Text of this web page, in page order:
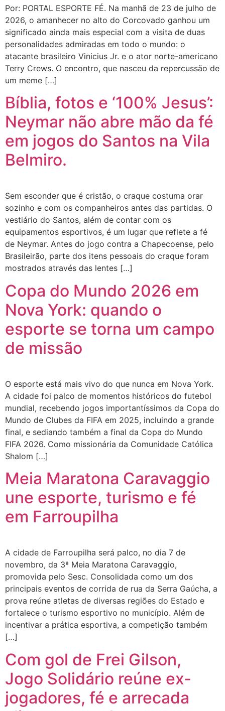
Por: PORTAL ESPORTE FÉ. Na manhã de 23 de julho de
2026, o amanhecer no alto do Corcovado ganhou um
significado ainda mais especial com a visita de duas
personalidades admiradas em todo o mundo: o
atacante brasileiro Vinicius Jr. e o ator norte-americano
Terry Crews. O encontro, que nasceu da repercussão de
um meme […]
Bíblia, fotos e ‘100% Jesus’:
Neymar não abre mão da fé
em jogos do Santos na Vila
Belmiro.
Sem esconder que é cristão, o craque costuma orar
sozinho e com os companheiros antes das partidas. O
vestiário do Santos, além de contar com os
equipamentos esportivos, é um lugar que reflete a fé
de Neymar. Antes do jogo contra a Chapecoense, pelo
Brasileirão, parte dos itens pessoais do craque foram
mostrados através das lentes […]
Copa do Mundo 2026 em
Nova York: quando o
esporte se torna um campo
de missão
O esporte está mais vivo do que nunca em Nova York.
A cidade foi palco de momentos históricos do futebol
mundial, recebendo jogos importantíssimos da Copa do
Mundo de Clubes da FIFA em 2025, incluindo a grande
final, e sediando também a final da Copa do Mundo
FIFA 2026. Como missionária da Comunidade Católica
Shalom […]
Meia Maratona Caravaggio
une esporte, turismo e fé
em Farroupilha
A cidade de Farroupilha será palco, no dia 7 de
novembro, da 3ª Meia Maratona Caravaggio,
promovida pelo Sesc. Consolidada como um dos
principais eventos de corrida de rua da Serra Gaúcha, a
prova reúne atletas de diversas regiões do Estado e
fortalece o turismo esportivo no município. Além de
incentivar a prática esportiva, a competição também
[…]
Com gol de Frei Gilson,
Jogo Solidário reúne ex-
jogadores, fé e arrecada